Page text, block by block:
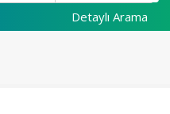
Detaylı Arama